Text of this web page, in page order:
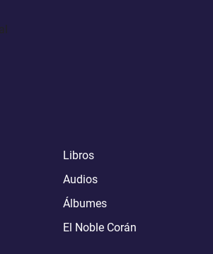
Libros
Audios
Álbumes
El Noble Corán